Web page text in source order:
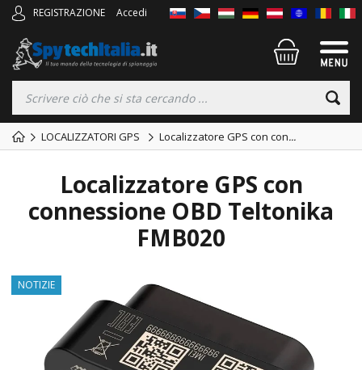
REGISTRAZIONE Accedi
LOCALIZZATORI GPS Localizzatore GPS con con...
Localizzatore GPS con
connessione OBD Teltonika
FMB020
NOTIZIE